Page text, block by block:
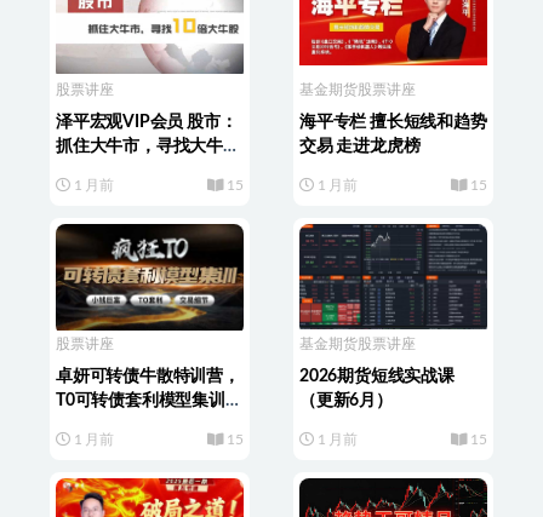
股票讲座
泽平宏观VIP会员 股市：
抓住大牛市，寻找大牛股
1 月前 15
基金期货股票讲座
海平专栏 擅长短线和趋势
交易 走进龙虎榜
1 月前 15
股票讲座
卓妍可转债牛散特训营，
T0可转债套利模型集训，
1 月前 15
基金期货股票讲座
2026期货短线实战课
（更新6月）
1 月前 15